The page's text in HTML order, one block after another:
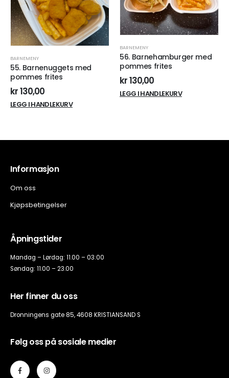
BARNEMENY
55. Barnenuggets med
pommes frites
kr130,00
LEGG I HANDLEKURV
BARNEMENY
56. Barnehamburger med
pommes frites
kr130,00
LEGG I HANDLEKURV
Informasjon
Om oss
Kjøpsbetingelser
Åpningstider
Mandag – Lørdag: 11.00 – 03:00
Søndag: 11.00 – 23.00
Her finner du oss
Dronningens gate 85, 4608 KRISTIANSAND S
Følg oss på sosiale medier